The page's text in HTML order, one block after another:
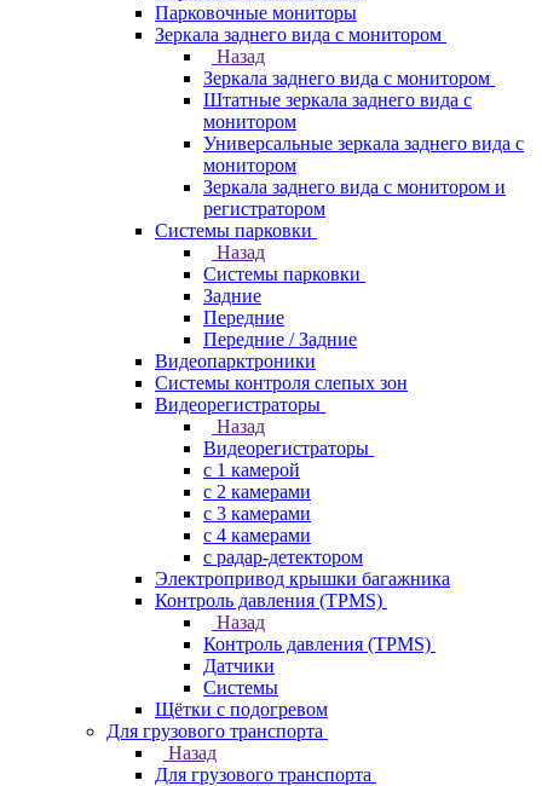
Парковочные мониторы
Зеркала заднего вида с монитором
Назад
Зеркала заднего вида с монитором
Штатные зеркала заднего вида с
монитором
Универсальные зеркала заднего вида с
монитором
Зеркала заднего вида с монитором и
регистратором
Системы парковки
Назад
Системы парковки
Задние
Передние
Передние / Задние
Видеопарктроники
Системы контроля слепых зон
Видеорегистраторы
Назад
Видеорегистраторы
с 1 камерой
с 2 камерами
с 3 камерами
с 4 камерами
с радар-детектором
Электропривод крышки багажника
Контроль давления (TPMS)
Назад
Контроль давления (TPMS)
Датчики
Системы
Щётки с подогревом
Для грузового транспорта
Назад
Для грузового транспорта